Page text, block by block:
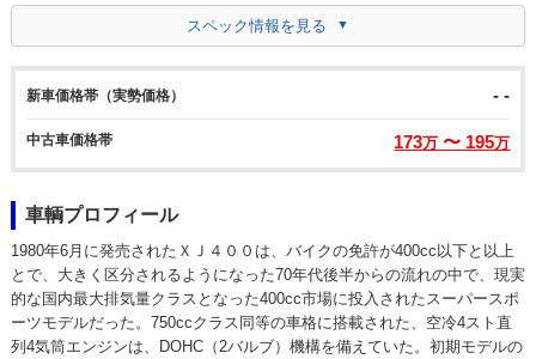
スペック情報を見る
新車価格帯（実勢価格） - -
中古車価格帯 173万 〜 195万
車輌プロフィール
1980年6月に発売されたＸＪ４００は、バイクの免許が400cc以下と以上
とで、大きく区分されるようになった70年代後半からの流れの中で、現実
的な国内最大排気量クラスとなった400cc市場に投入されたスーパースポ
ーツモデルだった。750ccクラス同等の車格に搭載された、空冷4スト直
列4気筒エンジンは、DOHC（2バルブ）機構を備えていた。初期モデルの